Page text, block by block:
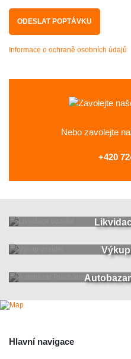
Informace o ochraně osobních údajů
Nebo zavolejte
+420
Hlavní navigace